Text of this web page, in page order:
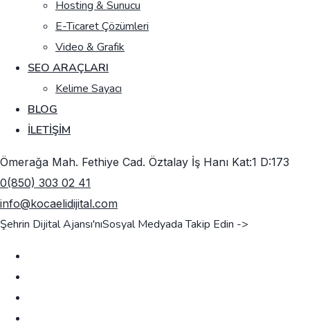
Hosting & Sunucu
E-Ticaret Çözümleri
Video & Grafik
SEO ARAÇLARI
Kelime Sayacı
BLOG
İLETIŞIM
Ömerağa Mah. Fethiye Cad. Öztalay İş Hanı Kat:1 D:173
0(850) 303 02 41
info@kocaelidijital.com
Şehrin Dijital Ajansı'nıSosyal Medyada Takip Edin ->